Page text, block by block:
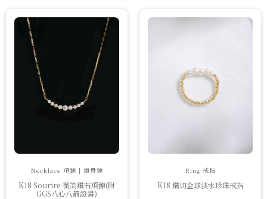
Necklace 項鍊 | 鎖骨鍊
K18 Sourire 微笑鑽石項鍊(附
GGS八心八箭證書)
Ring 戒指
K18 鑽切金球淡水珍珠戒指